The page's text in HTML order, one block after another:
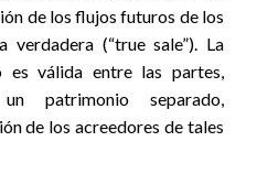
de los flujos futuros de los
(“true sale”). La
válida entre las partes,
patrimonio separado,
de los acreedores de tales